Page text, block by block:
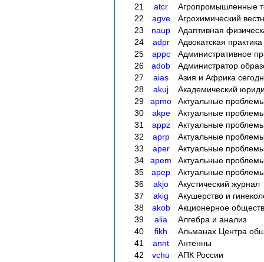
21
atcr
Агропромышленные
22
agve
Агрохимический
23
naup
Адаптивная
24
adpr
Адвокатская практика
25
appc
Административное
26
adob
Администратор
27
aias
Азия и Африка
28
akuj
Академический
29
apmo
Актуальные
30
akpe
Актуальные
31
appz
Актуальные
32
aprp
Актуальные
33
aper
Актуальные
34
apem
Актуальные
35
apep
Актуальные
36
akjo
Акустический журнал
37
akig
Акушерство и
38
akob
Акционерное
39
alia
Алгебра и анализ
40
fikh
Альманах Центра
41
annt
Антенны
42
vchu
АПК России